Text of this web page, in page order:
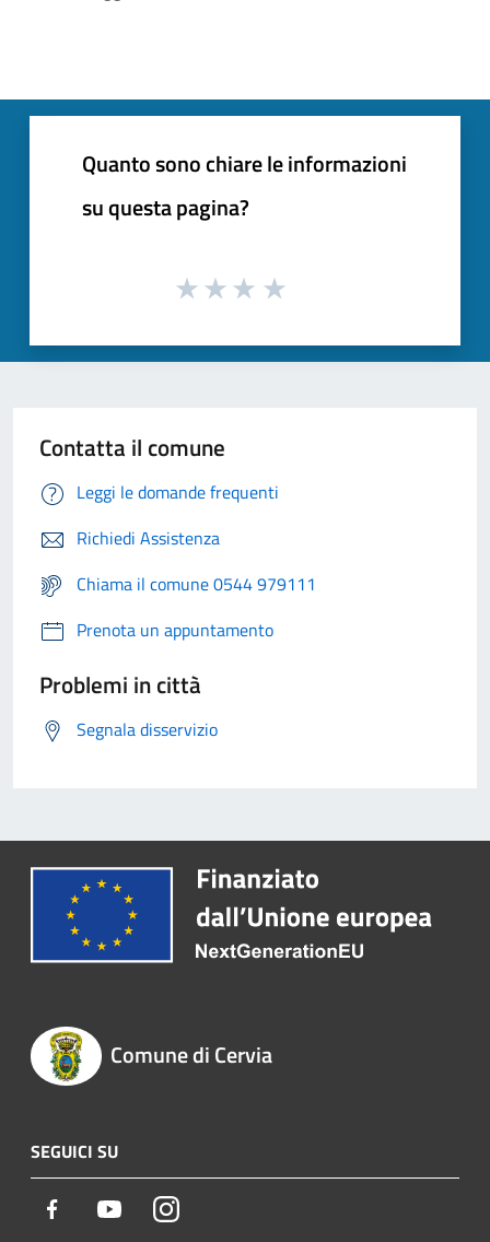
Quanto sono chiare le informazioni
su questa pagina?
Contatta il comune
Leggi le domande frequenti
Richiedi Assistenza
Chiama il comune 0544 979111
Prenota un appuntamento
Problemi in città
Segnala disservizio
Comune di Cervia
SEGUICI SU
Facebook YoutubeInstagram